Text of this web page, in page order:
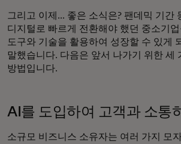
그리고 이제... 좋은 소식은? 팬데믹 기간
디지털로 빠르게 전환해야 했던 중소기
도구와 기술을 활용하여 성장할 수 있게
말했습니다. 다음은 앞서 나가기 위한 세
방법입니다.
AI를 도입하여 고객과 소통
소규모 비즈니스 소유자는 여러 가지 모